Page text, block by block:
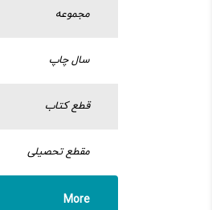
مجموعه
سال چاپ
قطع کتاب
مقطع تحصیلی
More